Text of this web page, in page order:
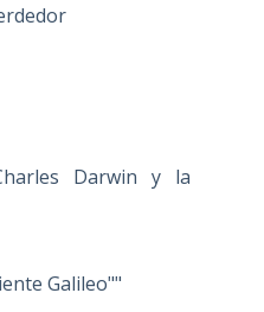
Darwin y la
Galileo""